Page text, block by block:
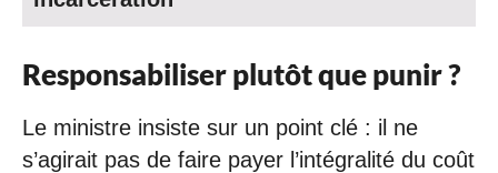
Responsabiliser plutôt que punir ?
Le ministre insiste sur un point clé : il ne
s’agirait pas de faire payer l’intégralité du coût